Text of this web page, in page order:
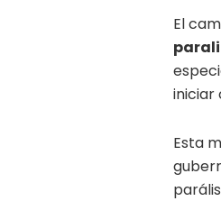
El
iniciar
Esta